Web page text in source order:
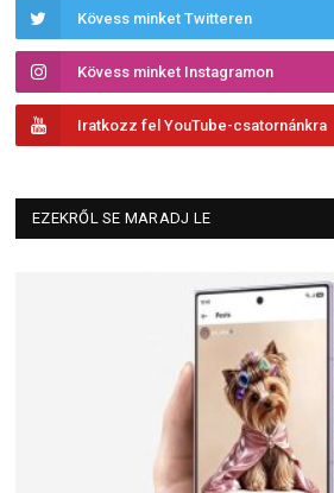
Kövess minket Twitteren
Kövess minket Instagramon
Iratkozz fel YouTube-csatornánkra
EZEKRŐL SE MARADJ LE